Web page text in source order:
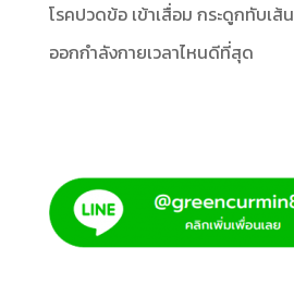
โรคปวดข้อ เข้าเสื่อม กระดูกทับเส้น
ออกกำลังกายเวลาไหนดีที่สุด